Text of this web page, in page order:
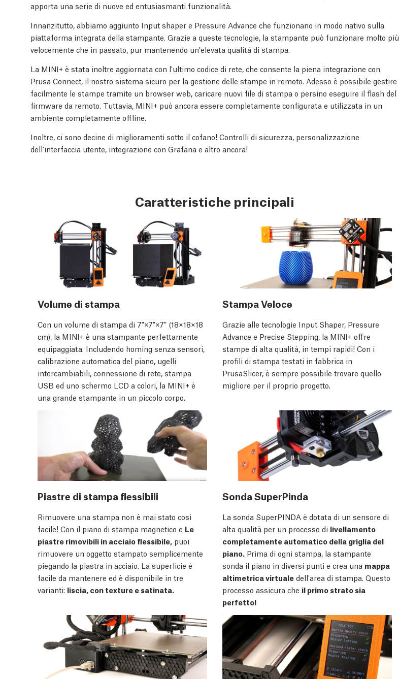
apporta una serie di nuove ed entusiasmanti funzionalità.
Innanzitutto, abbiamo aggiunto Input shaper e Pressure Advance che funzionano in modo nativo sulla
piattaforma integrata della stampante. Grazie a queste tecnologie, la stampante può funzionare molto più
velocemente che in passato, pur mantenendo un'elevata qualità di stampa.
La MINI+ è stata inoltre aggiornata con l'ultimo codice di rete, che consente la piena integrazione con
Prusa Connect, il nostro sistema sicuro per la gestione delle stampe in remoto. Adesso è possibile gestire
facilmente le stampe tramite un browser web, caricare nuovi file di stampa o persino eseguire il flash del
firmware da remoto. Tuttavia, MINI+ può ancora essere completamente configurata e utilizzata in un
ambiente completamente offline.
Inoltre, ci sono decine di miglioramenti sotto il cofano! Controlli di sicurezza, personalizzazione
dell'interfaccia utente, integrazione con Grafana e altro ancora!
Caratteristiche principali
Volume di stampa
Con un volume di stampa di 7"×7"×7" (18×18×18
cm), la MINI+ è una stampante perfettamente
equipaggiata. Includendo homing senza sensori,
calibrazione automatica del piano, ugelli
intercambiabili, connessione di rete, stampa
USB ed uno schermo LCD a colori, la MINI+ è
una grande stampante in un piccolo corpo.
Stampa Veloce
Grazie alle tecnologie Input Shaper, Pressure
Advance e Precise Stepping, la MINI+ offre
stampe di alta qualità, in tempi rapidi! Con i
profili di stampa testati in fabbrica in
PrusaSlicer, è sempre possibile trovare quello
migliore per il proprio progetto.
Piastre di stampa flessibili
Rimuovere una stampa non è mai stato così
facile! Con il piano di stampa magnetico e Le
piastre rimovibili in acciaio flessibile, puoi
rimuovere un oggetto stampato semplicemente
piegando la piastra in acciaio. La superficie è
facile da mantenere ed è disponibile in tre
varianti: liscia, con texture e satinata.
Sonda SuperPinda
La sonda SuperPINDA è dotata di un sensore di
alta qualità per un processo di livellamento
completamente automatico della griglia del
piano. Prima di ogni stampa, la stampante
sonda il piano in diversi punti e crea una mappa
altimetrica virtuale dell'area di stampa. Questo
processo assicura che il primo strato sia
perfetto!